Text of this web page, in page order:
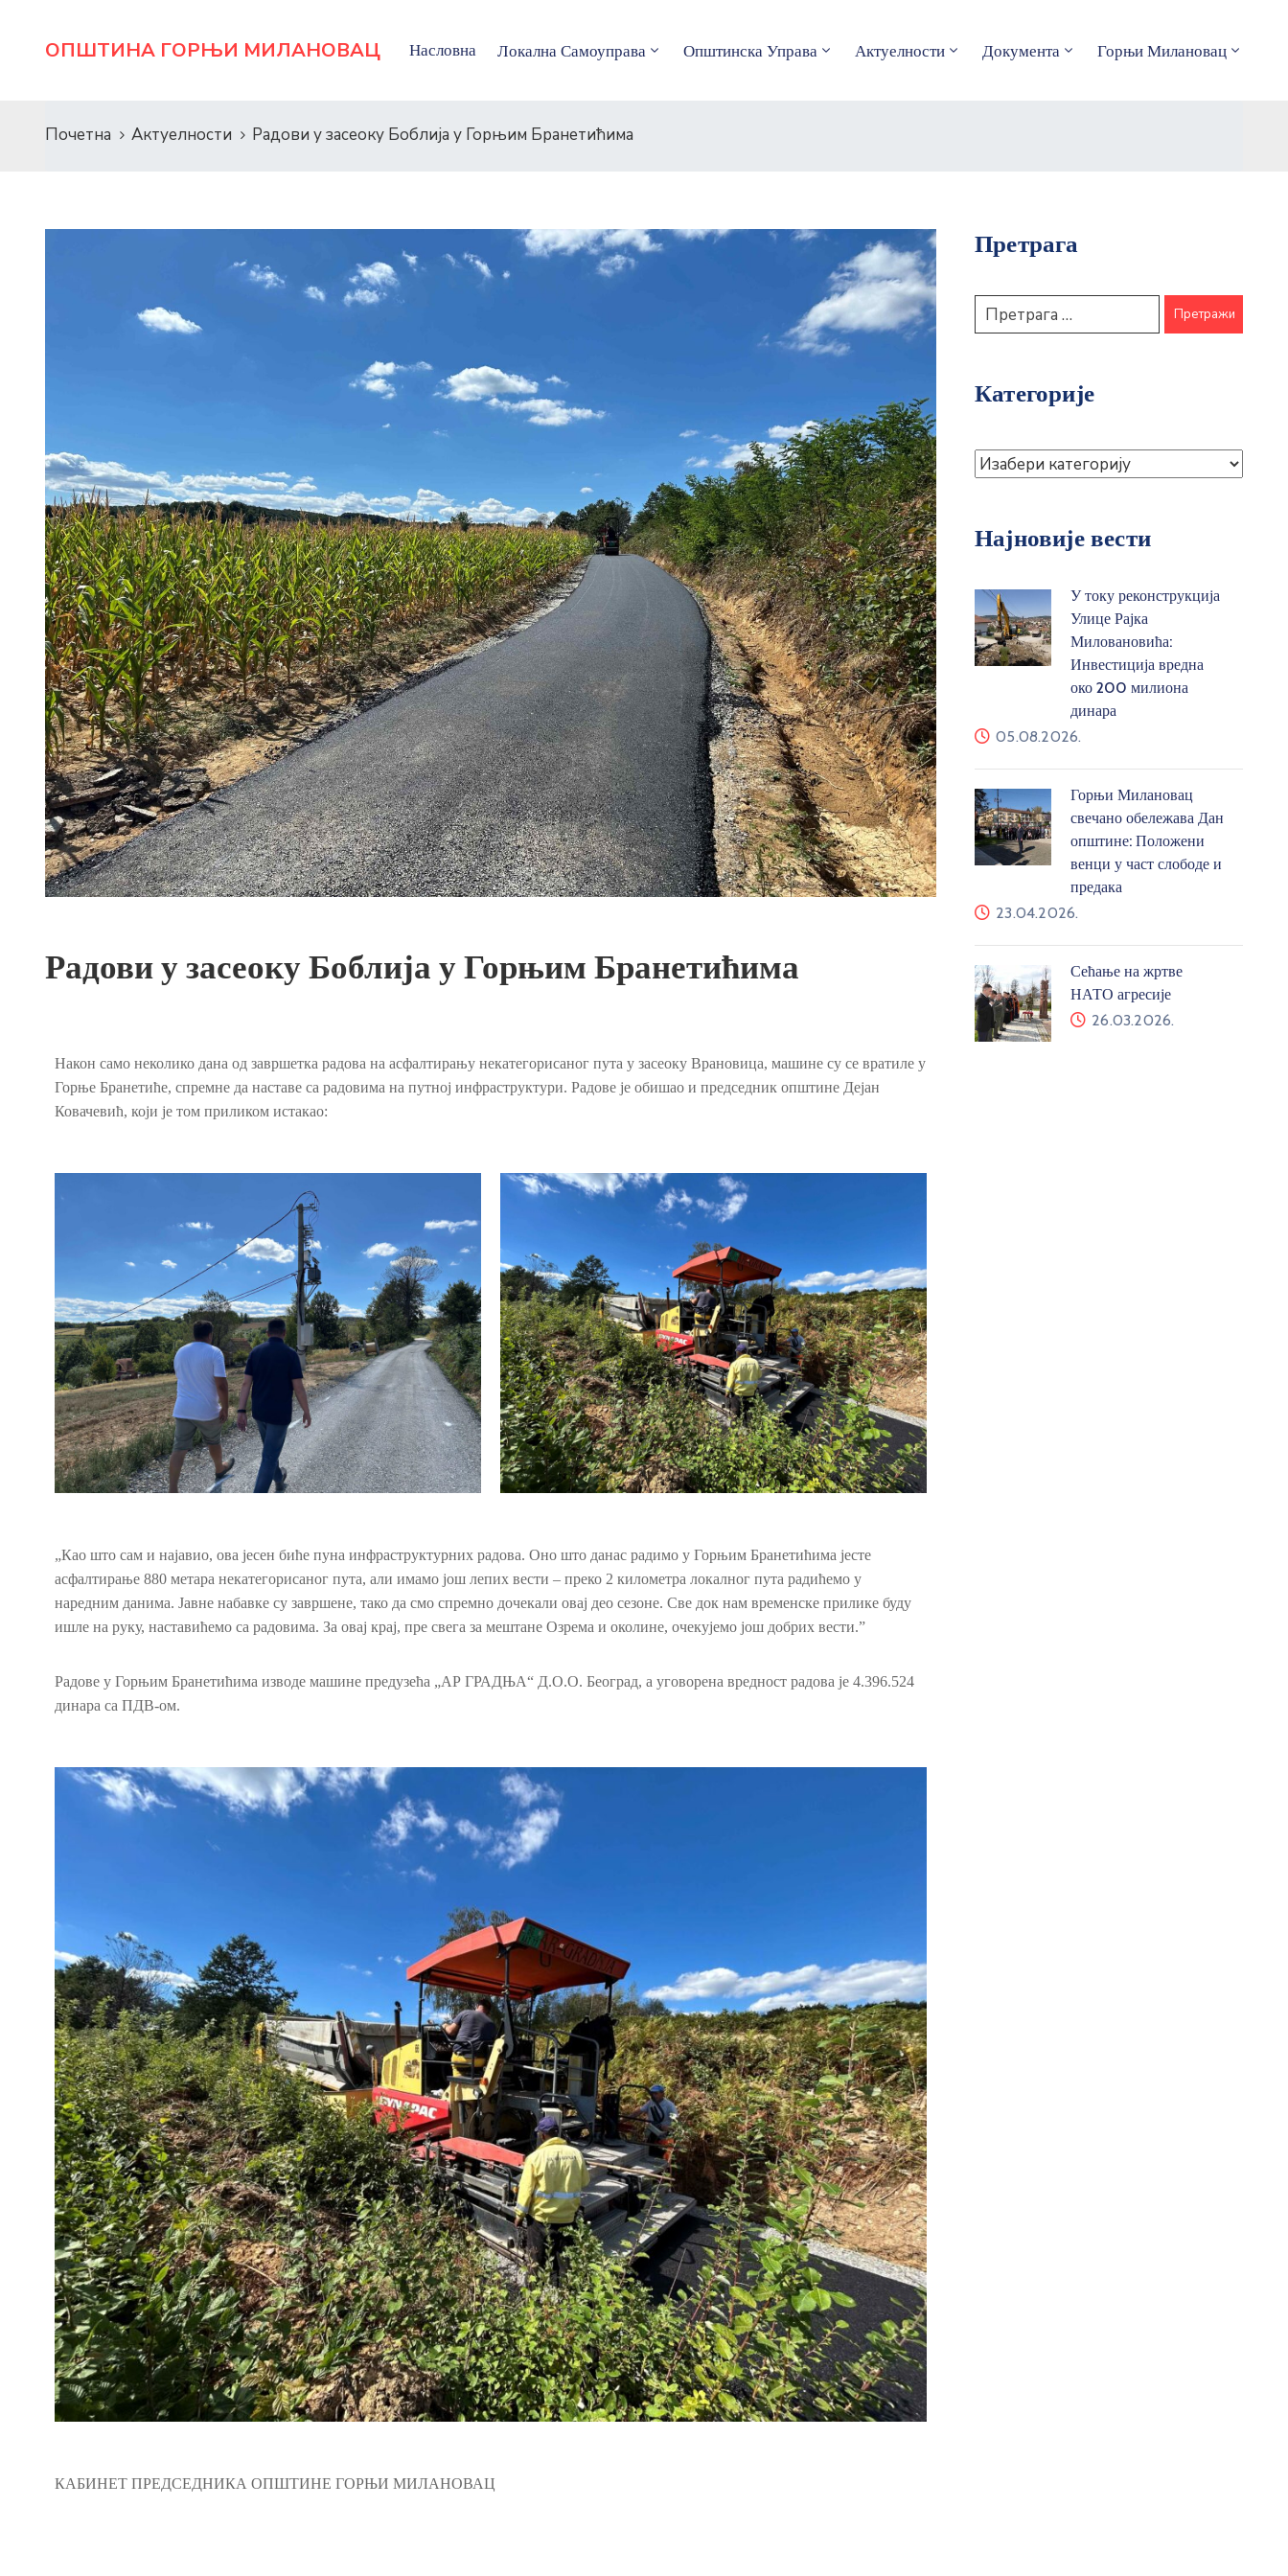
ОПШТИНА ГОРЊИ МИЛАНОВАЦ Насловна Локална Самоуправа Општинска Управа Актуелности Документа Горњи Милановац
Почетна Актуелности Радови у засеоку Боблија у Горњим Бранетићима
Радови у засеоку Боблија у Горњим Бранетићима
Након само неколико дана од завршетка радова на асфалтирању некатегорисаног пута у засеоку Врановица, машине су се вратиле у
Горње Бранетиће, спремне да наставе са радовима на путној инфраструктури. Радове је обишао и председник општине Дејан
Ковачевић, који је том приликом истакао:
„Као што сам и најавио, ова јесен биће пуна инфраструктурних радова. Оно што данас радимо у Горњим Бранетићима јесте
асфалтирање 880 метара некатегорисаног пута, али имамо још лепих вести – преко 2 километра локалног пута радићемо у
наредним данима. Јавне набавке су завршене, тако да смо спремно дочекали овај део сезоне. Све док нам временске прилике буду
ишле на руку, наставићемо са радовима. За овај крај, пре свега за мештане Озрема и околине, очекујемо још добрих вести.”
Радове у Горњим Бранетићима изводе машине предузећа „АР ГРАДЊА“ Д.О.О. Београд, а уговорена вредност радова је 4.396.524
динара са ПДВ-ом.
КАБИНЕТ ПРЕДСЕДНИКА ОПШТИНЕ ГОРЊИ МИЛАНОВАЦ
Претрага
Категорије
Најновије вести
У току реконструкција
Улице Рајка
Миловановића:
Инвестиција вредна
око 200 милиона
динара
05.08.2026.
Горњи Милановац
свечано обележава Дан
општине: Положени
венци у част слободе и
предака
23.04.2026.
Сећање на жртве
НАТО агресије
26.03.2026.